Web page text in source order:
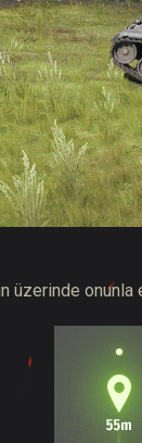
üzerinde